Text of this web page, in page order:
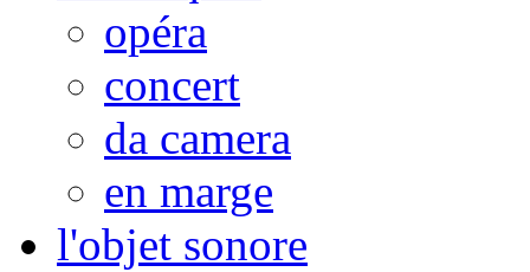
opéra
concert
da camera
en marge
l'objet sonore